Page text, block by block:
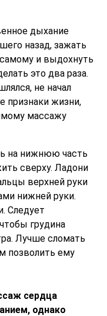
дыхание
назад, зажать
и выдохнуть
это два раза.
не начал
признаки жизни,
массажу
на нижнюю часть
сверху. Ладони
верхней руки
нижней руки.
Следует
грудина
Лучше сломать
позволить ему
сердца
однако